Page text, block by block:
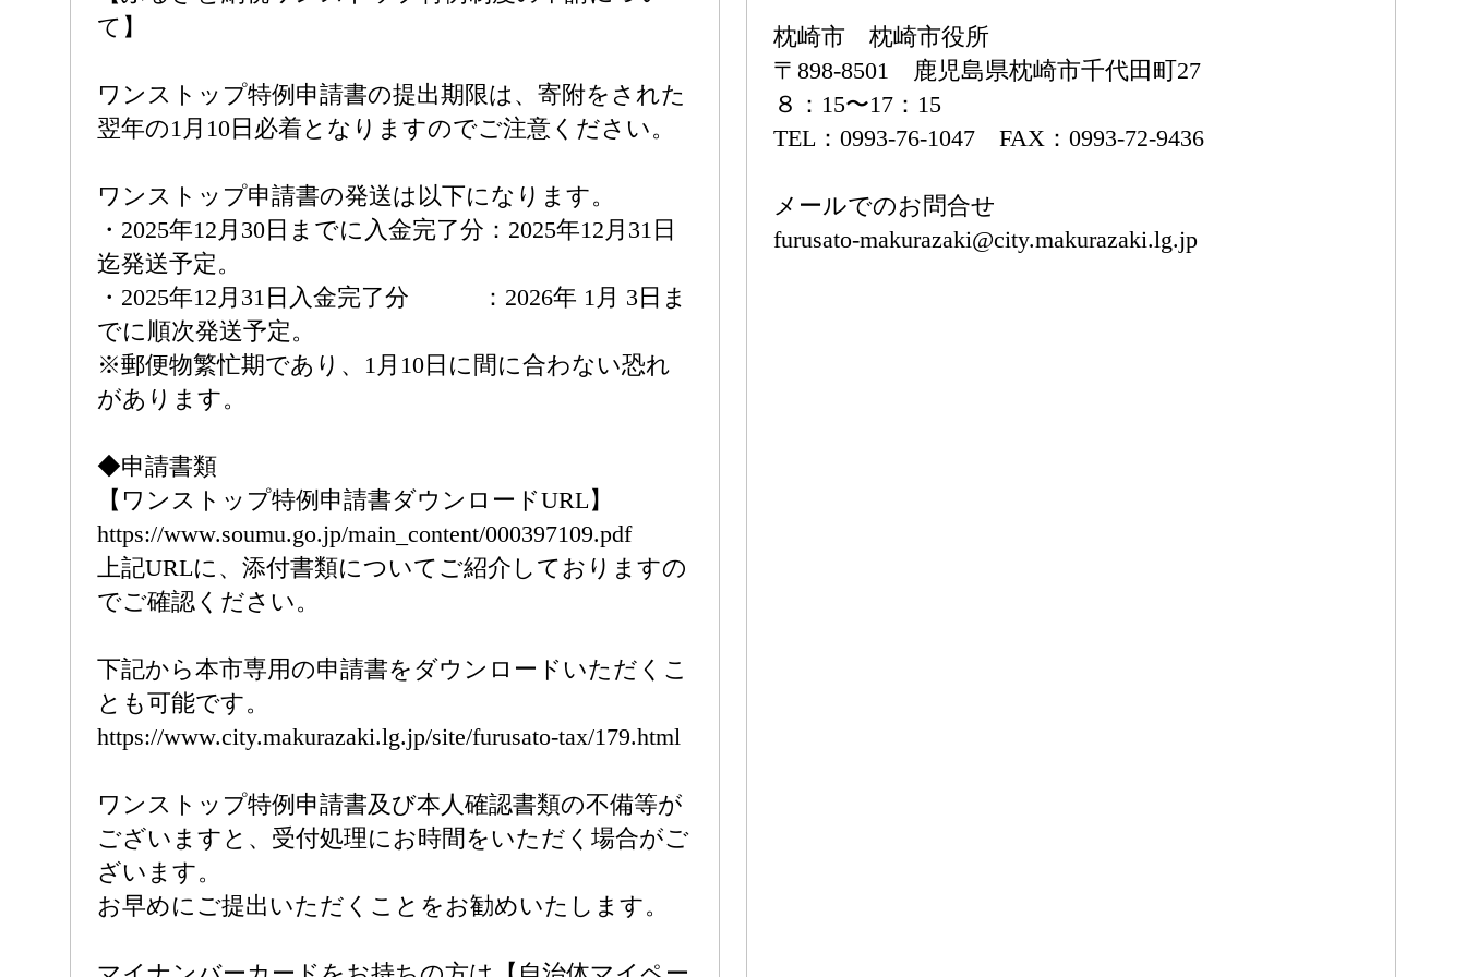
て】
ワンストップ特例申請書の提出期限は、寄附をされた
翌年の1月10日必着となりますのでご注意ください。
ワンストップ申請書の発送は以下になります。
・2025年12月30日までに入金完了分：2025年12月31日
迄発送予定。
・2025年12月31日入金完了分 ：2026年 1月 3日ま
でに順次発送予定。
※郵便物繁忙期であり、1月10日に間に合わない恐れ
があります。
◆申請書類
【ワンストップ特例申請書ダウンロードURL】
https://www.soumu.go.jp/main_content/000397109.pdf
上記URLに、添付書類についてご紹介しておりますの
でご確認ください。
下記から本市専用の申請書をダウンロードいただくこ
とも可能です。
https://www.city.makurazaki.lg.jp/site/furusato-tax/179.html
ワンストップ特例申請書及び本人確認書類の不備等が
ございますと、受付処理にお時間をいただく場合がご
ざいます。
お早めにご提出いただくことをお勧めいたします。
枕崎市 枕崎市役所
〒898-8501 鹿児島県枕崎市千代田町27
８：15〜17：15
TEL：0993-76-1047 FAX：0993-72-9436
メールでのお問合せ
furusato-makurazaki@city.makurazaki.lg.jp